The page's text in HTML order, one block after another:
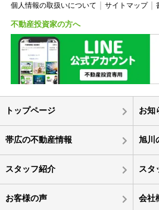
個人情報の取扱いについて
サイトマップ
不動産投資家の方へ
トップページ お知
帯広の不動産情報 旭川
スタッフ紹介 スタ
お客様の声 会社